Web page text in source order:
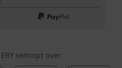
verloopt over: